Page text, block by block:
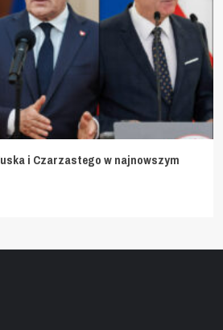
i Czarzastego w najnowszym